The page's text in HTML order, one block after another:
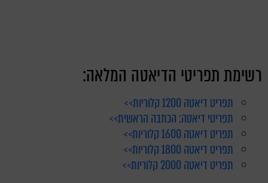
רשימת תפריטי הדיאטה המלאה:
תפריט דיאטה 1200 קלוריות>>
תפריטי דיאטה: הכתבה הראשית>>
תפריט דיאטה 1600 קלוריות>>
תפריט דיאטה 1800 קלוריות>>
תפריט דיאטה 2000 קלוריות>>